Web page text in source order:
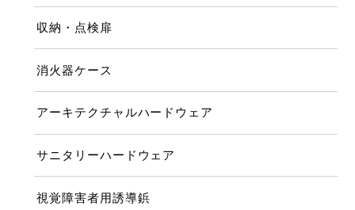
収納・点検扉
消火器ケース
アーキテクチャルハードウェア
サニタリーハードウェア
視覚障害者用誘導鋲